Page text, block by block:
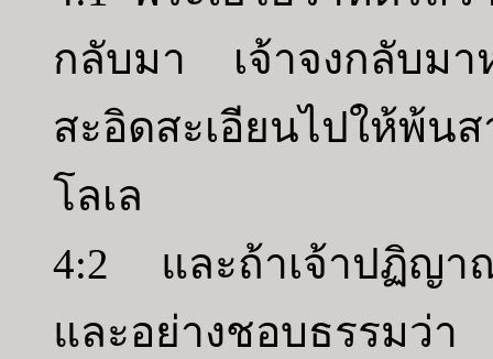
กลับมา เจ้าจงกลับมา
สะอิดสะเอียนไปให้พ้น
โลเล
4:2 และถ้าเจ้าปฏิญา
และอย่างชอบธรรมว่า